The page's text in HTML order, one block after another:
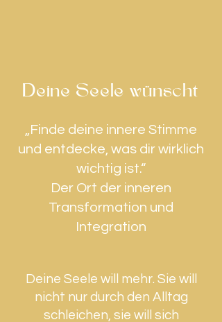
Deine Seele wünscht
„Finde deine innere Stimme
und entdecke, was dir wirklich
wichtig ist.“
​Der Ort der inneren
Transformation und
Integration
Deine Seele will mehr. Sie will
nicht nur durch den Alltag
schleichen, sie will sich